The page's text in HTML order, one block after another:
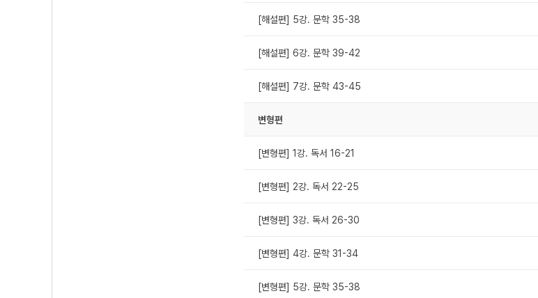
[해설편] 5강. 문학 35-38
[해설편] 6강. 문학 39-42
[해설편] 7강. 문학 43-45
변형편
[변형편] 1강. 독서 16-21
[변형편] 2강. 독서 22-25
[변형편] 3강. 독서 26-30
[변형편] 4강. 문학 31-34
[변형편] 5강. 문학 35-38